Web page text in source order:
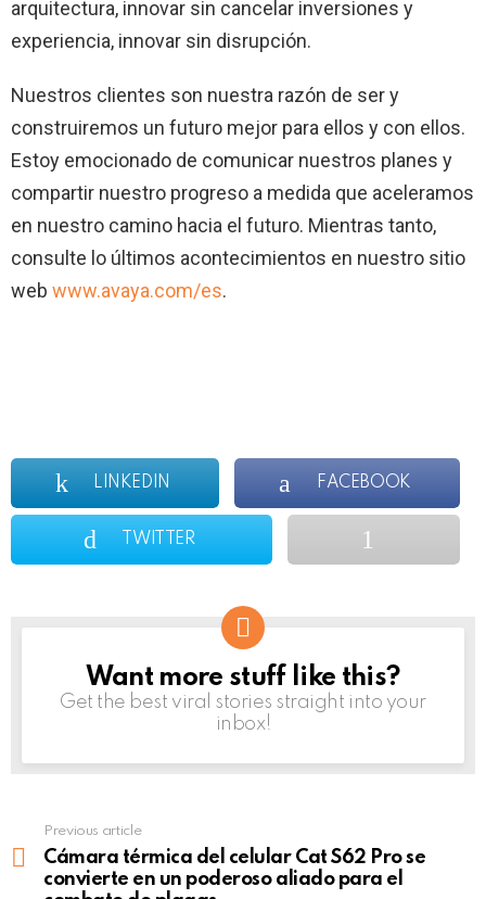
arquitectura, innovar sin cancelar inversiones y
experiencia, innovar sin disrupción.
Nuestros clientes son nuestra razón de ser y
construiremos un futuro mejor para ellos y con ellos.
Estoy emocionado de comunicar nuestros planes y
compartir nuestro progreso a medida que aceleramos
en nuestro camino hacia el futuro. Mientras tanto,
consulte lo últimos acontecimientos en nuestro sitio
web www.avaya.com/es.
LINKEDIN FACEBOOK
TWITTER
NEWSLETTER
Want more stuff like this?
Get the best viral stories straight into your
inbox!
more
Previous article
Cámara térmica del celular Cat S62 Pro se
convierte en un poderoso aliado para el